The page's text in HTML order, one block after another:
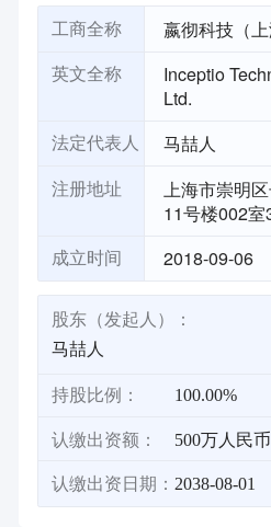
工商全称 嬴彻科技（
英文全称
Inceptio
Ltd.
法定代表人 马喆人
注册地址
上海市崇明
11号楼002室
成立时间 2018-09-06
股东（发起人）：
马喆人
持股比例： 100.00%
认缴出资额： 500万人民币
认缴出资日期： 2038-08-01